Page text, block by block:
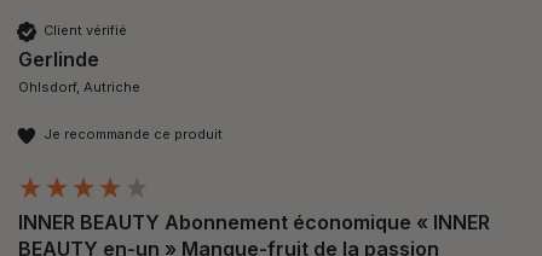
Client vérifié
Gerlinde
Ohlsdorf, Autriche
Je recommande ce produit
INNER BEAUTY Abonnement économique « INNER
BEAUTY en-un » Mangue-fruit de la passion